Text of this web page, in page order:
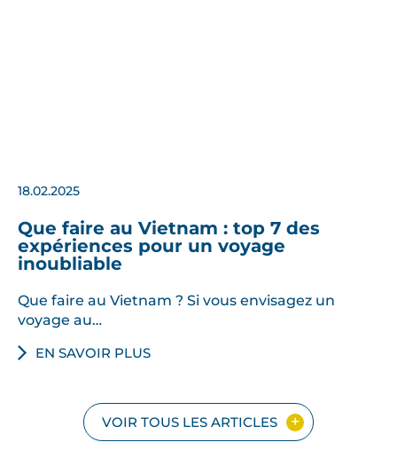
18.02.2025
Que faire au Vietnam : top 7 des
expériences pour un voyage
inoubliable
Que faire au Vietnam ? Si vous envisagez un
voyage au…
EN SAVOIR PLUS
VOIR TOUS LES ARTICLES